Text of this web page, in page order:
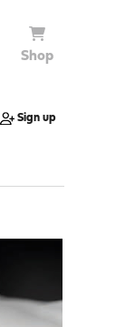
Shop
Sign up